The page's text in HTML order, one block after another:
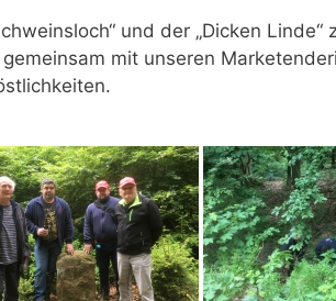
und der „Dicken
mit unseren